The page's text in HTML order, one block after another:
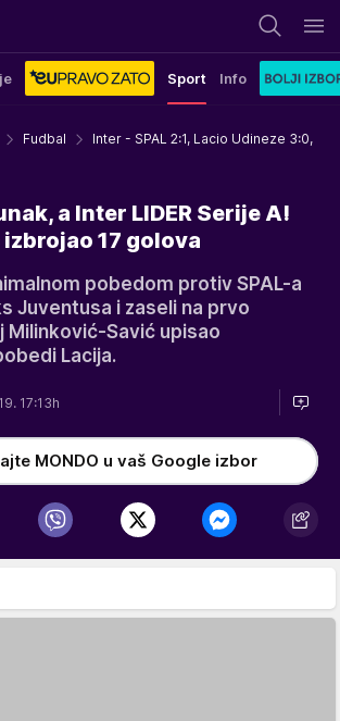
Sport Info
Fudbal
Inter - SPAL 2:1, Lacio Udineze 3:0,
a Inter LIDER Serije A!
17 golova
pobedom protiv SPAL-a
Juventusa i zaseli na prvo
Milinković-Savić upisao
Lacija.
17:13h
MONDO u vaš Google izbor